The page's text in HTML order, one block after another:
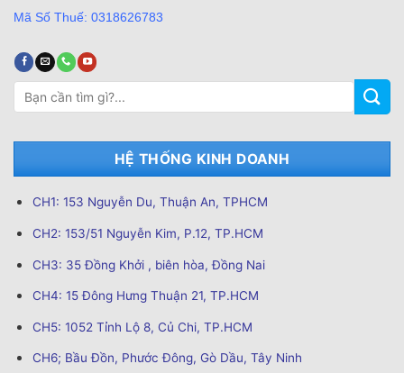
Mã Số Thuế: 0318626783
Tìm
kiếm:
HỆ THỐNG KINH DOANH
CH1: 153 Nguyễn Du, Thuận An, TPHCM
CH2: 153/51 Nguyễn Kim, P.12, TP.HCM
CH3: 35 Đồng Khởi , biên hòa, Đồng Nai
CH4: 15 Đông Hưng Thuận 21, TP.HCM
CH5: 1052 Tỉnh Lộ 8, Củ Chi, TP.HCM
CH6; Bầu Đồn, Phước Đông, Gò Dầu, Tây Ninh